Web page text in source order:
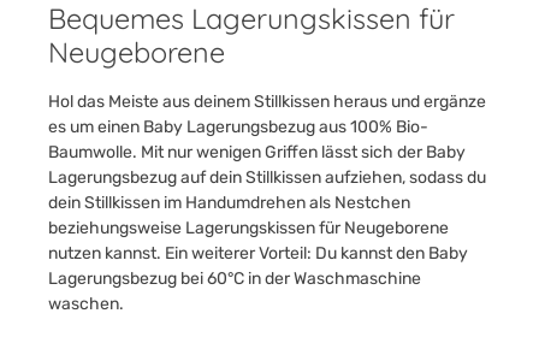
Bequemes Lagerungskissen für
Neugeborene
Hol das Meiste aus deinem Stillkissen heraus und ergänze
es um einen Baby Lagerungsbezug aus 100% Bio-
Baumwolle. Mit nur wenigen Griffen lässt sich der Baby
Lagerungsbezug auf dein Stillkissen aufziehen, sodass du
dein Stillkissen im Handumdrehen als Nestchen
beziehungsweise Lagerungskissen für Neugeborene
nutzen kannst. Ein weiterer Vorteil: Du kannst den Baby
Lagerungsbezug bei 60°C in der Waschmaschine
waschen.